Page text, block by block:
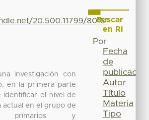
20.500.11799/80181
investigación con
en la primera parte
identificar el nivel de
actual en el grupo de
primarios y
Buscar
en RI
Por
Fecha
de
publicación
Autor
Título
Materia
Tipo